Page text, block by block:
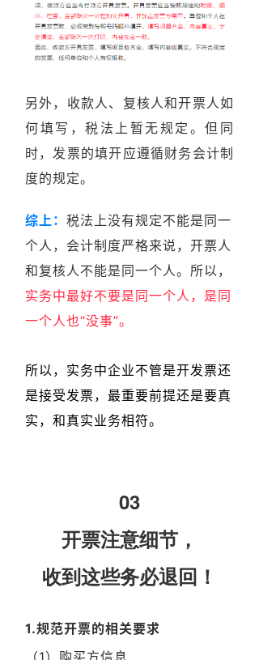
另外，收款人、复核人和开票人如
何填写，税法上暂无规定。但同
时，发票的填开应遵循财务会计制
度的规定。
综上： 税法上没有规定不能是同一
个人，会计制度严格来说，开票人
和复核人不能是同一个人。所以，
实务中最好不要是同一个人，是同
一个人也“没事”。
所以，实务中企业不管是开发票还
是接受发票，最重要前提还是要真
实，和真实业务相符。
03
开票注意细节，
收到这些务必退回！
1.规范开票的相关要求
（1）购买方信息